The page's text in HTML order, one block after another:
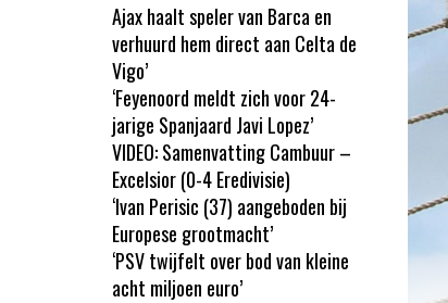
Ajax haalt speler van Barca en
verhuurd hem direct aan Celta de
Vigo’
‘Feyenoord meldt zich voor 24-
jarige Spanjaard Javi Lopez’
VIDEO: Samenvatting Cambuur –
Excelsior (0-4 Eredivisie)
‘Ivan Perisic (37) aangeboden bij
Europese grootmacht’
‘PSV twijfelt over bod van kleine
acht miljoen euro’